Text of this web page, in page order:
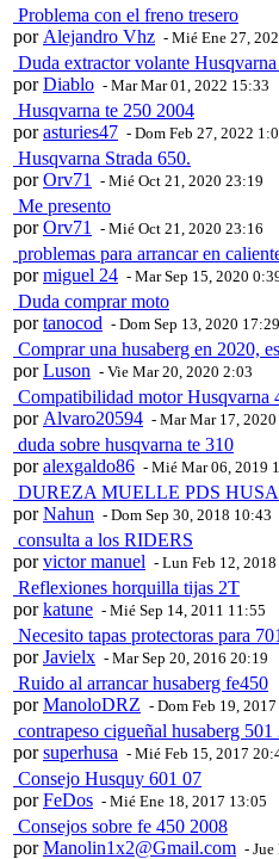
Problema con el freno tresero
por Alejandro Vhz - Mié Ene 27,
Duda extractor volante
porDiablo - Mar Mar 01, 2022 15:33
Husqvarna te 250 2004
porasturies47 - Dom Feb 27, 2022
Husqvarna Strada 650.
porOrv71 - Mié Oct 21, 2020 23:19
Me presento
porOrv71 - Mié Oct 21, 2020 23:16
problemas para arrancar en
pormiguel 24 - Mar Sep 15, 2020
Duda comprar moto
portanocod - Dom Sep 13, 2020 17:29
Comprar una husaberg en 2020,
porLuson - Vie Mar 20, 2020 2:03
Compatibilidad motor Husqvarna
por Alvaro20594 - Mar Mar 17,
duda sobre husqvarna te 310
poralexgaldo86 - Mié Mar 06, 2019
DUREZA MUELLE PDS
porNahun - Dom Sep 30, 2018 10:43
consulta a los RIDERS
porvictor manuel - Lun Feb 12,
Reflexiones horquilla tijas 2T
porkatune - Mié Sep 14, 2011 11:55
Necesito tapas protectoras para
porJavielx - Mar Sep 20, 2016 20:19
Ruido al arrancar husaberg fe450
porManoloDRZ - Dom Feb 19,
contrapeso cigueñal husaberg 501
porsuperhusa - Mié Feb 15, 2017
Consejo Husquy 601 07
porFeDos - Mié Ene 18, 2017 13:05
Consejos sobre fe 450 2008
porManolin1x2@Gmail.com -